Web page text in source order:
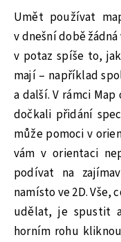
Umět používat
v dnešní době
v potaz spíše to,
mají – například
a další. V rámci
dočkali přidání
může pomoci v
vám v orientaci
podívat na
namísto ve 2D. Vše,
udělat, je spustit
horním rohu